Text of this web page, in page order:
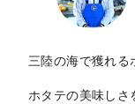
三陸の海で獲れる
ホタテの美味し